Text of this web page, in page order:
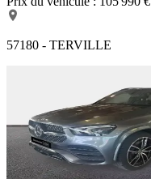
57180 - TERVILLE